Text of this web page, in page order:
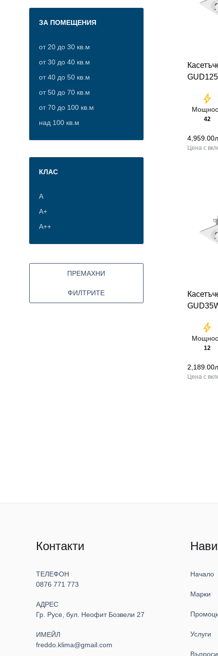
bolt
42
4,959.00
bolt
12
2,189.00
60
ЗА ПОМЕЩЕНИЯ
от 20 до 30 кв.м
от 30 до 40 кв.м
от 40 до 50 кв.м
от 50 до 70 кв.м
от 70 до 100 кв.м
над 100 кв.м
КЛАС
А
А+
A++
ПРЕМАХНИ
ФИЛТРИТЕ
Контакти
ТЕЛЕФОН
0876 771 773
АДРЕС
Гр. Русе, бул. Неофит Бозвели 27
ИМЕЙЛ
freddo.klima@gmail.com
Начало
Марки
Услуги
Въпроси